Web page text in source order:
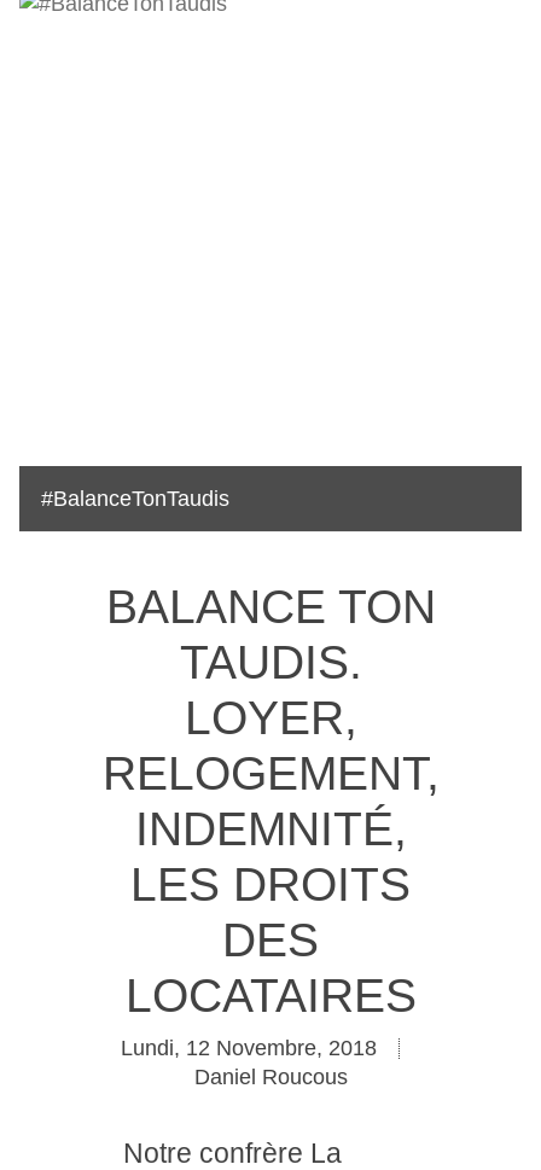
#BalanceTonTaudis
BALANCE TON
TAUDIS.
LOYER,
RELOGEMENT,
INDEMNITÉ,
LES DROITS
DES
LOCATAIRES
Lundi, 12 Novembre, 2018
Daniel Roucous
Notre confrère La